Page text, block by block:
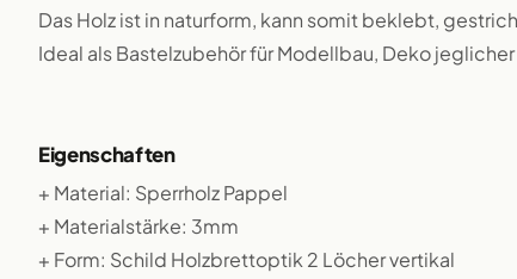
Das Holz ist in naturform, kann somit beklebt,
Ideal als Bastelzubehör für Modellbau, Deko jeglicher
Eigenschaften
+ Material: Sperrholz Pappel
+ Materialstärke: 3mm
+ Form: Schild Holzbrettoptik 2 Löcher vertikal